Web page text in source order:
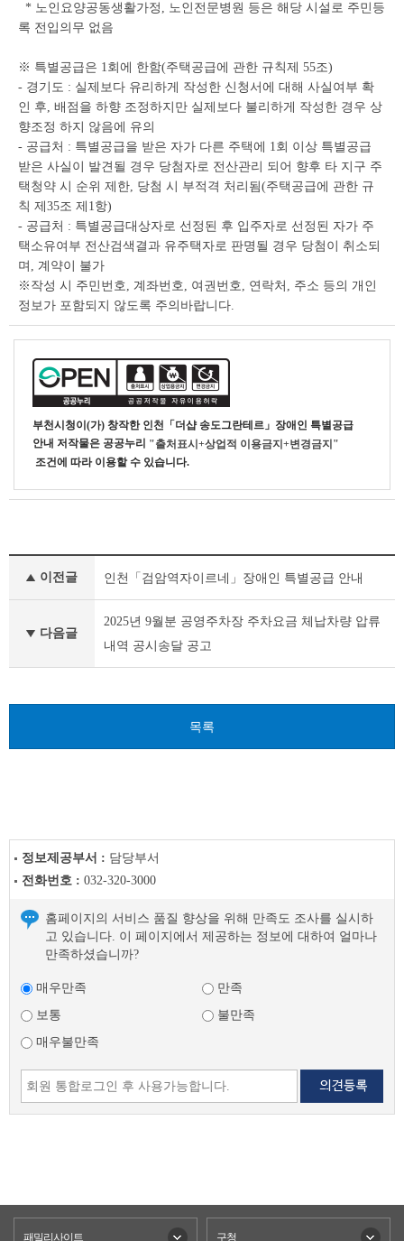
* 노인요양공동생활가정, 노인전문병원 등은 해당 시설로 주민등
록 전입의무 없음
※ 특별공급은 1회에 한함(주택공급에 관한 규칙제 55조)
- 경기도 : 실제보다 유리하게 작성한 신청서에 대해 사실여부 확
인 후, 배점을 하향 조정하지만 실제보다 불리하게 작성한 경우 상
향조정 하지 않음에 유의
- 공급처 : 특별공급을 받은 자가 다른 주택에 1회 이상 특별공급
받은 사실이 발견될 경우 당첨자로 전산관리 되어 향후 타 지구 주
택청약 시 순위 제한, 당첨 시 부적격 처리됨(주택공급에 관한 규
칙 제35조 제1항)
- 공급처 : 특별공급대상자로 선정된 후 입주자로 선정된 자가 주
택소유여부 전산검색결과 유주택자로 판명될 경우 당첨이 취소되
며, 계약이 불가
※작성 시 주민번호, 계좌번호, 여권번호, 연락처, 주소 등의 개인
정보가 포함되지 않도록 주의바랍니다.
부천시청이(가) 창작한 인천「더샵 송도그란테르」장애인 특별공급
안내 저작물은 공공누리 "출처표시+상업적 이용금지+변경금지"
조건에 따라 이용할 수 있습니다.
공
글
음
이전글 인천「검암역자이르네」장애인 특별공급 안내
다음글
2025년 9월분 공영주차장 주차요금 체납차량 압류
내역 공시송달 공고
목록
정보제공부서 : 담당부서
전화번호 : 032-320-3000
홈페이지의 서비스 품질 향상을 위해 만족도 조사를 실시하
고 있습니다. 이 페이지에서 제공하는 정보에 대하여 얼마나
만족하셨습니까?
매우만족
만족
보통
불만족
매우불만족
패밀리사이트 구청